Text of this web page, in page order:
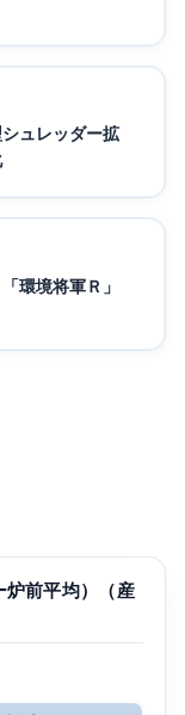
ュレッダー拡
環境将軍Ｒ」
炉前平均）（産